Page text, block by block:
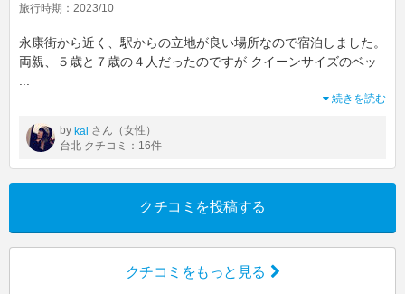
旅行時期：2023/10
永康街から近く、駅からの立地が良い場所なので宿泊しました。
両親、５歳と７歳の４人だったのですが クイーンサイズのベッ
続きを読む
by kai さん（女性）
台北 クチコミ：16件
クチコミを投稿する
クチコミをもっと見る